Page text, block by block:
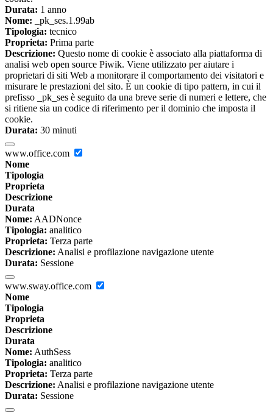
Durata: 1 anno
Nome: _pk_ses.1.99ab
Tipologia: tecnico
Proprieta: Prima parte
Descrizione: Questo nome di cookie è associato alla piattaforma di
analisi web open source Piwik. Viene utilizzato per aiutare i
proprietari di siti Web a monitorare il comportamento dei visitatori e
misurare le prestazioni del sito. È un cookie di tipo pattern, in cui il
prefisso _pk_ses è seguito da una breve serie di numeri e lettere, che
si ritiene sia un codice di riferimento per il dominio che imposta il
cookie.
Durata: 30 minuti
www.office.com
Nome
Tipologia
Proprieta
Descrizione
Durata
Nome: AADNonce
Tipologia: analitico
Proprieta: Terza parte
Descrizione: Analisi e profilazione navigazione utente
Durata: Sessione
www.sway.office.com
Nome
Tipologia
Proprieta
Descrizione
Durata
Nome: AuthSess
Tipologia: analitico
Proprieta: Terza parte
Descrizione: Analisi e profilazione navigazione utente
Durata: Sessione